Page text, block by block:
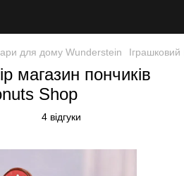
для дому Wunderstein
магазин пончиків
Shop
4 відгуки